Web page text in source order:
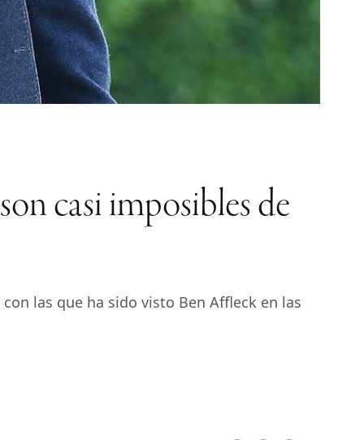
casi imposibles de
las que ha sido visto Ben Affleck en las